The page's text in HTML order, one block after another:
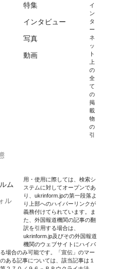
ム
ル
特集
インタビュー
写真
動画
イ
ン
タ
ー
ネ
ッ
ト
上
の
全
て
の
掲
載
物
の
引
用・使用に際しては、検索シ
ステムに対してオープンであ
り、ukrinform.jpの第一段落よ
り上部へのハイパーリンクが
義務付けてられています。ま
た、外国報道機関の記事の翻
訳を引用する場合は、
ukrinform.jp及びその外国報道
機関のウェブサイトにハイパ
場合のみ可能です。「宣伝」のマー
ある記事については、該当記事は１